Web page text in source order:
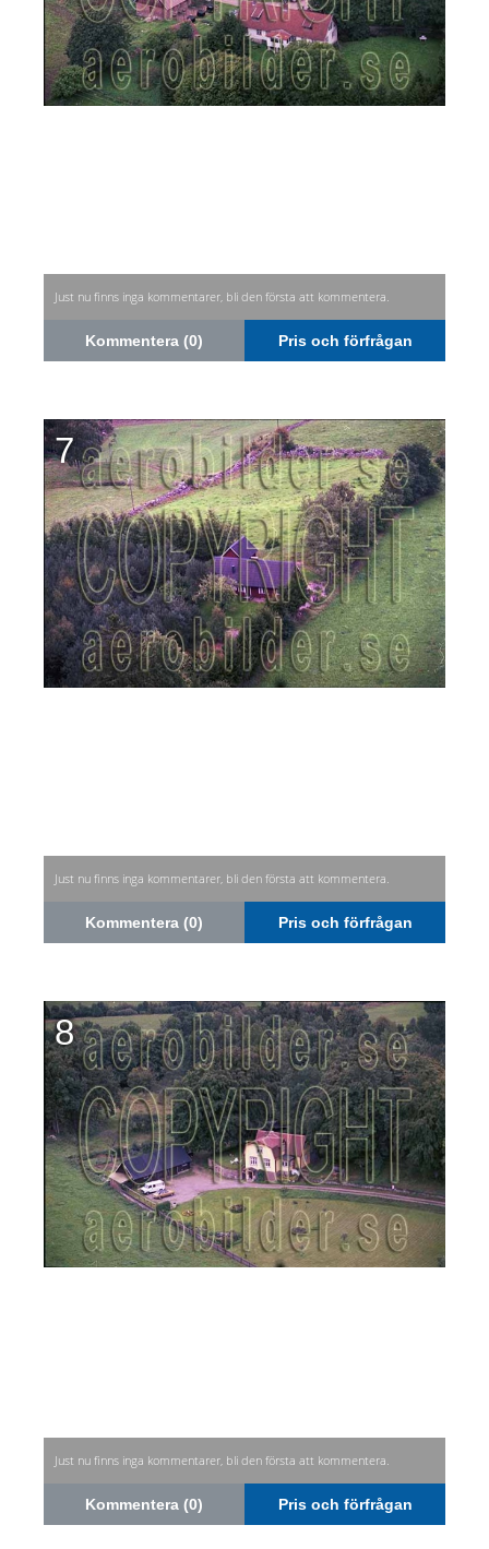
Just nu finns inga kommentarer, bli den första att kommentera.
Kommentera (0) Pris och förfrågan
7
Just nu finns inga kommentarer, bli den första att kommentera.
Kommentera (0) Pris och förfrågan
8
Just nu finns inga kommentarer, bli den första att kommentera.
Kommentera (0) Pris och förfrågan